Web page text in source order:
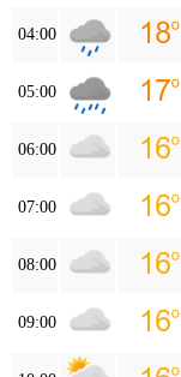
04:00
05:00
06:00
07:00
08:00
09:00